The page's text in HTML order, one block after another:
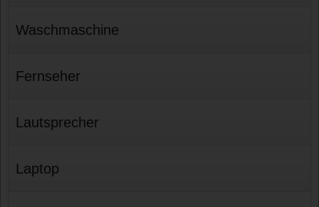
Waschmaschine
Fernseher
Lautsprecher
Laptop